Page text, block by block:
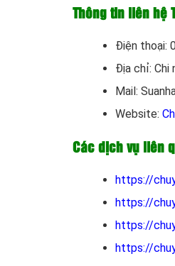
Thông tin liên hệ
Điện thoại:
Địa chỉ: Chi
Mail:
Website:
Các dịch vụ liên
https://
https://
https://
https://